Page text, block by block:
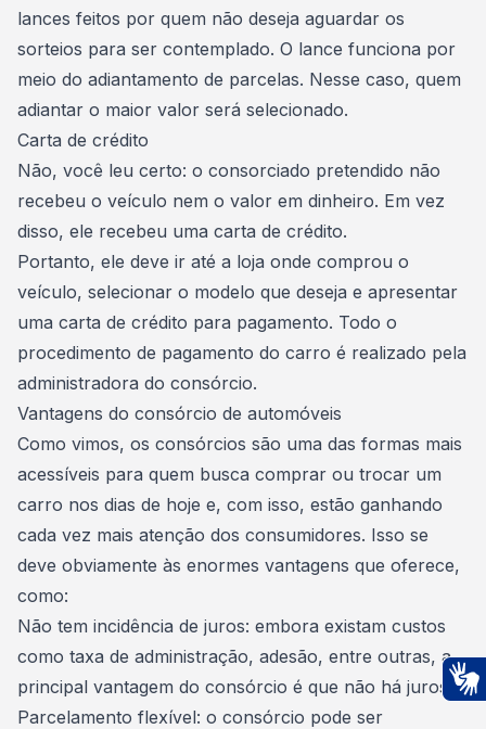
lances feitos por quem não deseja aguardar os
sorteios para ser contemplado. O lance funciona por
meio do adiantamento de parcelas. Nesse caso, quem
adiantar o maior valor será selecionado.
Carta de crédito
Não, você leu certo: o consorciado pretendido não
recebeu o veículo nem o valor em dinheiro. Em vez
disso, ele recebeu uma carta de crédito.
Portanto, ele deve ir até a loja onde comprou o
veículo, selecionar o modelo que deseja e apresentar
uma carta de crédito para pagamento. Todo o
procedimento de pagamento do carro é realizado pela
administradora do consórcio.
Vantagens do consórcio de automóveis
Como vimos, os consórcios são uma das formas mais
acessíveis para quem busca comprar ou trocar um
carro nos dias de hoje e, com isso, estão ganhando
cada vez mais atenção dos consumidores. Isso se
deve obviamente às enormes vantagens que oferece,
como:
Não tem incidência de juros: embora existam custos
como taxa de administração, adesão, entre outras, a
principal vantagem do consórcio é que não há juros.
Parcelamento flexível: o consórcio pode ser